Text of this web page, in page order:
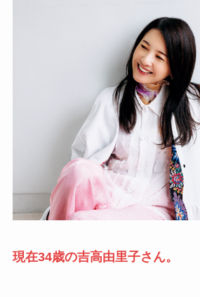
現在34歳の吉高由里子さん。